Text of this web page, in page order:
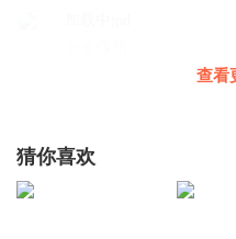
有点好听
查看
猜你喜欢